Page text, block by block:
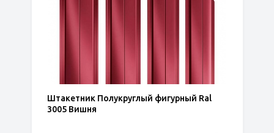
Штакетник Полукруглый фигурный Ral
3005 Вишня